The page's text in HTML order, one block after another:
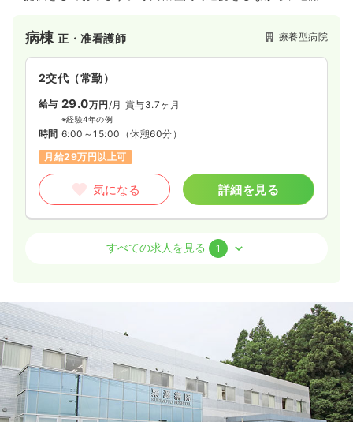
病棟正・准看護師 療養型病院
2交代（常勤）
給与 29.0万円 /月 賞与3.7ヶ月
※経験4年の例
時間 6:00～15:00 （休憩60分）
月給29万円以上可
気になる 詳細を見る
正看護師 / 管理職
給与
※経験4年の例
時間 8:30～17:30
4週8休以上
月給30万円以上可
気になる 詳細を見る
すべての求人を見る 1